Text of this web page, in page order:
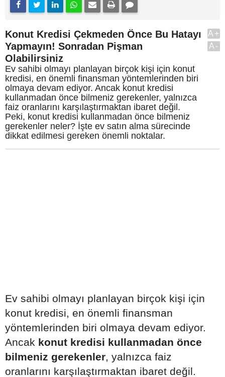
Konut Kredisi Çekmeden Önce Bu Hatayı
Yapmayın! Sonradan Pişman
Olabilirsiniz
Ev sahibi olmayı planlayan birçok kişi için konut
kredisi, en önemli finansman yöntemlerinden biri
olmaya devam ediyor. Ancak konut kredisi
kullanmadan önce bilmeniz gerekenler, yalnızca
faiz oranlarını karşılaştırmaktan ibaret değil.
Peki, konut kredisi kullanmadan önce bilmeniz
gerekenler neler? İşte ev satın alma sürecinde
dikkat edilmesi gereken önemli noktalar.
A+
A-
Ev sahibi olmayı planlayan birçok kişi için
konut kredisi, en önemli finansman
yöntemlerinden biri olmaya devam ediyor.
Ancak konut kredisi kullanmadan önce
bilmeniz gerekenler, yalnızca faiz
oranlarını karşılaştırmaktan ibaret değil.